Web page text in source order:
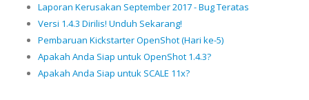
Laporan Kerusakan September 2017 - Bug Teratas
Versi 1.4.3 Dirilis! Unduh Sekarang!
Pembaruan Kickstarter OpenShot (Hari ke-5)
Apakah Anda Siap untuk OpenShot 1.4.3?
Apakah Anda Siap untuk SCALE 11x?